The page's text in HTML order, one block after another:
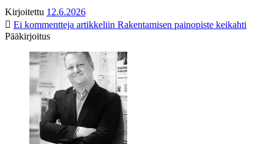
Kirjoitettu 12.6.2026
Ei kommentteja artikkeliin Rakentamisen painopiste keikahti
Pääkirjoitus